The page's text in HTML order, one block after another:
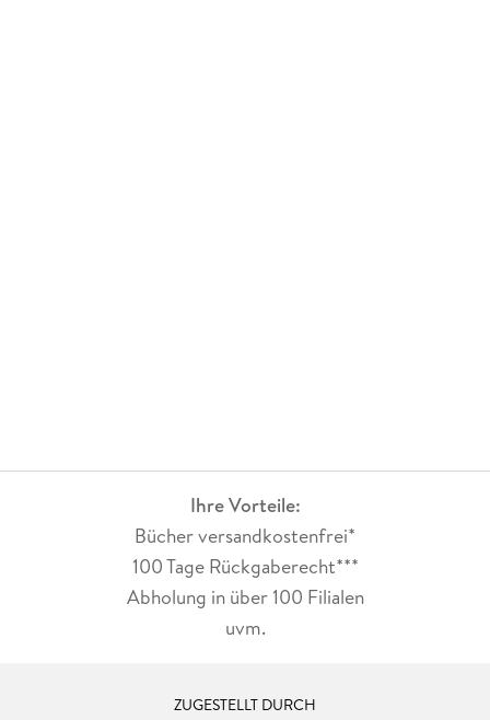
Ihre Vorteile:
Bücher versandkostenfrei*
100 Tage Rückgaberecht***
Abholung in über 100 Filialen
uvm.
ZUGESTELLT DURCH